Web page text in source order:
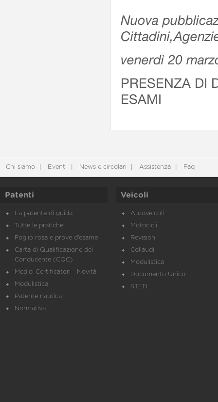
Nuova
venerdì 20
PRESENZA DI
ESAMI
Chi siamo Eventi News e circolari Assistenza Faq
Patenti
La patente di guida
Tutte le pratiche
Foglio rosa e prove d’esame
Carta di Qualificazione del
Conducente (CQC)
Medici Certificatori - Novità
Modulistica
Patente nautica
Normativa
Veicoli
Autoveicoli
Motocicli
Revisioni
Collaudi
Modulistica
Documento Unico
STED